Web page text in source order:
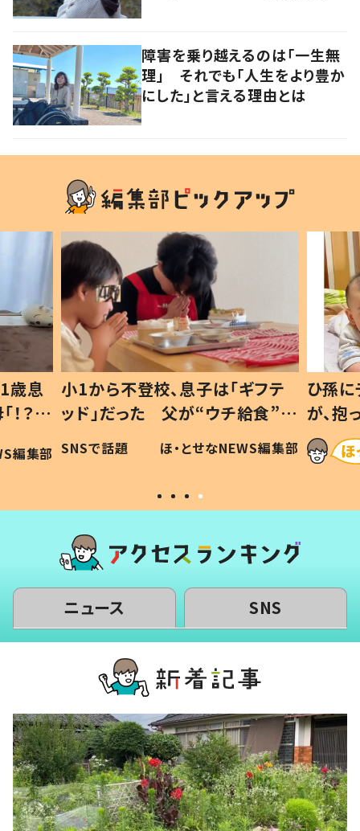
障害を乗り越えるのは「一生無
理」 それでも「人生をより豊か
にした」と言える理由とは
歳息
？」
編集部
小1から不登校、息子は「ギフテ
ッド」だった 父が“ウチ給食”を
作り続ける理由とは #令和の親
#令和の子
SNSで話題 ほ・とせなNEWS編集部
ひ孫
が、
「涙が
い」
ニュース SNS